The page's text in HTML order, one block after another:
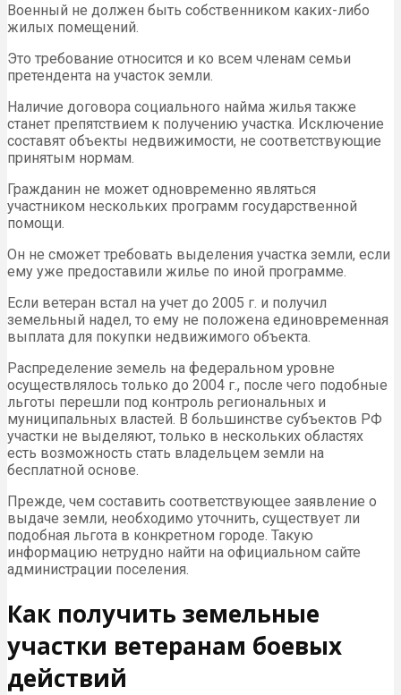
Военный не должен быть собственником каких-либо
жилых помещений.
Это требование относится и ко всем членам семьи
претендента на участок земли.
Наличие договора социального найма жилья также
станет препятствием к получению участка. Исключение
составят объекты недвижимости, не соответствующие
принятым нормам.
Гражданин не может одновременно являться
участником нескольких программ государственной
помощи.
Он не сможет требовать выделения участка земли, если
ему уже предоставили жилье по иной программе.
Если ветеран встал на учет до 2005 г. и получил
земельный надел, то ему не положена единовременная
выплата для покупки недвижимого объекта.
Распределение земель на федеральном уровне
осуществлялось только до 2004 г., после чего подобные
льготы перешли под контроль региональных и
муниципальных властей. В большинстве субъектов РФ
участки не выделяют, только в нескольких областях
есть возможность стать владельцем земли на
бесплатной основе.
Прежде, чем составить соответствующее заявление о
выдаче земли, необходимо уточнить, существует ли
подобная льгота в конкретном городе. Такую
информацию нетрудно найти на официальном сайте
администрации поселения.
Как получить земельные
участки ветеранам боевых
действий